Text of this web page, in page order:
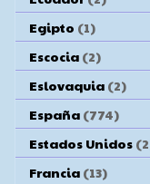
Egipto (1)
Escocia (2)
Eslovaquia (2)
España (774)
Estados Unidos
Francia (13)